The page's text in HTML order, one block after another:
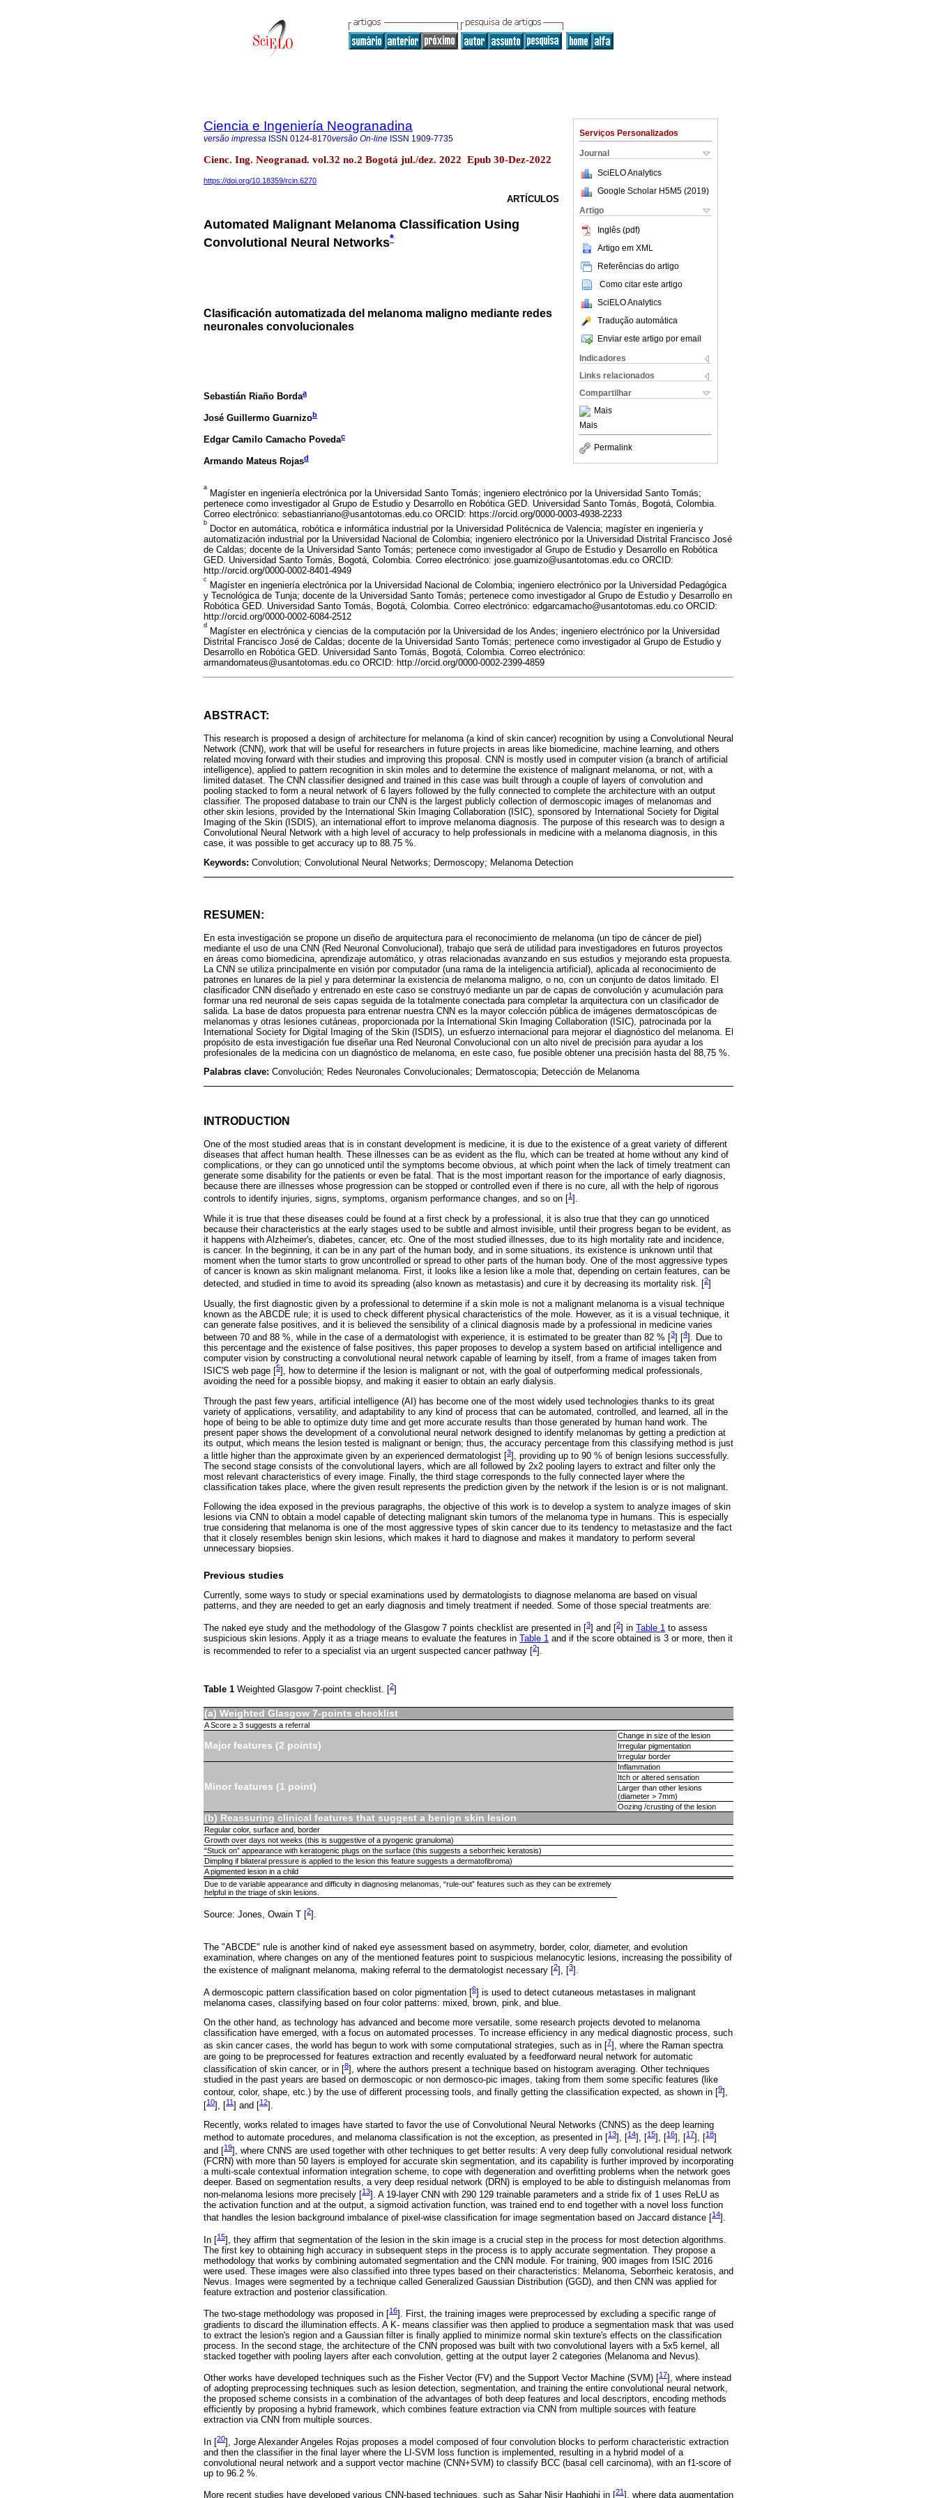
Serviços Personalizados
Journal
SciELO Analytics
Google Scholar H5M5 (2019)
Artigo
Inglês (pdf)
Artigo em XML
Referências do artigo
Como citar este artigo
SciELO Analytics
Tradução automática
Enviar este artigo por email
Indicadores
Links relacionados
Compartilhar
Mais
Mais
Permalink
Ciencia e Ingeniería Neogranadina
versão impressa ISSN 0124-8170versão On-line ISSN 1909-7735
Cienc. Ing. Neogranad. vol.32 no.2 Bogotá jul./dez. 2022 Epub 30-Dez-2022
https://doi.org/10.18359/rcin.6270
ARTÍCULOS
Automated Malignant Melanoma Classification Using
Convolutional Neural Networks*
Clasificación automatizada del melanoma maligno mediante redes
neuronales convolucionales
Sebastián Riaño Bordaa
José Guillermo Guarnizob
Edgar Camilo Camacho Povedac
Armando Mateus Rojasd
a
Magíster en ingeniería electrónica por la Universidad Santo Tomás; ingeniero electrónico por la Universidad Santo Tomás;
pertenece como investigador al Grupo de Estudio y Desarrollo en Robótica GED. Universidad Santo Tomás, Bogotá, Colombia.
Correo electrónico: sebastianriano@usantotomas.edu.co ORCID: https://orcid.org/0000-0003-4938-2233
b
Doctor en automática, robótica e informática industrial por la Universidad Politécnica de Valencia; magíster en ingeniería y
automatización industrial por la Universidad Nacional de Colombia; ingeniero electrónico por la Universidad Distrital Francisco José
de Caldas; docente de la Universidad Santo Tomás; pertenece como investigador al Grupo de Estudio y Desarrollo en Robótica
GED. Universidad Santo Tomás, Bogotá, Colombia. Correo electrónico: jose.guarnizo@usantotomas.edu.co ORCID:
http://orcid.org/0000-0002-8401-4949
c
Magíster en ingeniería electrónica por la Universidad Nacional de Colombia; ingeniero electrónico por la Universidad Pedagógica
y Tecnológica de Tunja; docente de la Universidad Santo Tomás; pertenece como investigador al Grupo de Estudio y Desarrollo en
Robótica GED. Universidad Santo Tomás, Bogotá, Colombia. Correo electrónico: edgarcamacho@usantotomas.edu.co ORCID:
http://orcid.org/0000-0002-6084-2512
d
Magíster en electrónica y ciencias de la computación por la Universidad de los Andes; ingeniero electrónico por la Universidad
Distrital Francisco José de Caldas; docente de la Universidad Santo Tomás; pertenece como investigador al Grupo de Estudio y
Desarrollo en Robótica GED. Universidad Santo Tomás, Bogotá, Colombia. Correo electrónico:
armandomateus@usantotomas.edu.co ORCID: http://orcid.org/0000-0002-2399-4859
ABSTRACT:
This research is proposed a design of architecture for melanoma (a kind of skin cancer) recognition by using a Convolutional Neural
Network (CNN), work that will be useful for researchers in future projects in areas like biomedicine, machine learning, and others
related moving forward with their studies and improving this proposal. CNN is mostly used in computer vision (a branch of artificial
intelligence), applied to pattern recognition in skin moles and to determine the existence of malignant melanoma, or not, with a
limited dataset. The CNN classifier designed and trained in this case was built through a couple of layers of convolution and
pooling stacked to form a neural network of 6 layers followed by the fully connected to complete the architecture with an output
classifier. The proposed database to train our CNN is the largest publicly collection of dermoscopic images of melanomas and
other skin lesions, provided by the International Skin Imaging Collaboration (ISIC), sponsored by International Society for Digital
Imaging of the Skin (ISDIS), an international effort to improve melanoma diagnosis. The purpose of this research was to design a
Convolutional Neural Network with a high level of accuracy to help professionals in medicine with a melanoma diagnosis, in this
case, it was possible to get accuracy up to 88.75 %.
Keywords: Convolution; Convolutional Neural Networks; Dermoscopy; Melanoma Detection
RESUMEN:
En esta investigación se propone un diseño de arquitectura para el reconocimiento de melanoma (un tipo de cáncer de piel)
mediante el uso de una CNN (Red Neuronal Convolucional), trabajo que será de utilidad para investigadores en futuros proyectos
en áreas como biomedicina, aprendizaje automático, y otras relacionadas avanzando en sus estudios y mejorando esta propuesta.
La CNN se utiliza principalmente en visión por computador (una rama de la inteligencia artificial), aplicada al reconocimiento de
patrones en lunares de la piel y para determinar la existencia de melanoma maligno, o no, con un conjunto de datos limitado. El
clasificador CNN diseñado y entrenado en este caso se construyó mediante un par de capas de convolución y acumulación para
formar una red neuronal de seis capas seguida de la totalmente conectada para completar la arquitectura con un clasificador de
salida. La base de datos propuesta para entrenar nuestra CNN es la mayor colección pública de imágenes dermatoscópicas de
melanomas y otras lesiones cutáneas, proporcionada por la International Skin Imaging Collaboration (ISIC), patrocinada por la
International Society for Digital Imaging of the Skin (ISDIS), un esfuerzo internacional para mejorar el diagnóstico del melanoma. El
propósito de esta investigación fue diseñar una Red Neuronal Convolucional con un alto nivel de precisión para ayudar a los
profesionales de la medicina con un diagnóstico de melanoma, en este caso, fue posible obtener una precisión hasta del 88,75 %.
Palabras clave: Convolución; Redes Neuronales Convolucionales; Dermatoscopia; Detección de Melanoma
INTRODUCTION
One of the most studied areas that is in constant development is medicine, it is due to the existence of a great variety of different
diseases that affect human health. These illnesses can be as evident as the flu, which can be treated at home without any kind of
complications, or they can go unnoticed until the symptoms become obvious, at which point when the lack of timely treatment can
generate some disability for the patients or even be fatal. That is the most important reason for the importance of early diagnosis,
because there are illnesses whose progression can be stopped or controlled even if there is no cure, all with the help of rigorous
controls to identify injuries, signs, symptoms, organism performance changes, and so on [
1 ].
While it is true that these diseases could be found at a first check by a professional, it is also true that they can go unnoticed
because their characteristics at the early stages used to be subtle and almost invisible, until their progress began to be evident, as
it happens with Alzheimer's, diabetes, cancer, etc. One of the most studied illnesses, due to its high mortality rate and incidence,
is cancer. In the beginning, it can be in any part of the human body, and in some situations, its existence is unknown until that
moment when the tumor starts to grow uncontrolled or spread to other parts of the human body. One of the most aggressive types
of cancer is known as skin malignant melanoma. First, it looks like a lesion like a mole that, depending on certain features, can be
detected, and studied in time to avoid its spreading (also known as metastasis) and cure it by decreasing its mortality risk. [2]
Usually, the first diagnostic given by a professional to determine if a skin mole is not a malignant melanoma is a visual technique
known as the ABCDE rule; it is used to check different physical characteristics of the mole. However, as it is a visual technique, it
can generate false positives, and it is believed the sensibility of a clinical diagnosis made by a professional in medicine varies
between 70 and 88 %, while in the case of a dermatologist with experience, it is estimated to be greater than 82 % [3] [4]. Due to
this percentage and the existence of false positives, this paper proposes to develop a system based on artificial intelligence and
computer vision by constructing a convolutional neural network capable of learning by itself, from a frame of images taken from
ISIC'S web page [5], how to determine if the lesion is malignant or not, with the goal of outperforming medical professionals,
avoiding the need for a possible biopsy, and making it easier to obtain an early dialysis.
Through the past few years, artificial intelligence (AI) has become one of the most widely used technologies thanks to its great
variety of applications, versatility, and adaptability to any kind of process that can be automated, controlled, and learned, all in the
hope of being to be able to optimize duty time and get more accurate results than those generated by human hand work. The
present paper shows the development of a convolutional neural network designed to identify melanomas by getting a prediction at
its output, which means the lesion tested is malignant or benign; thus, the accuracy percentage from this classifying method is just
a little higher than the approximate given by an experienced dermatologist [3], providing up to 90 % of benign lesions successfully.
The second stage consists of the convolutional layers, which are all followed by 2x2 pooling layers to extract and filter only the
most relevant characteristics of every image. Finally, the third stage corresponds to the fully connected layer where the
classification takes place, where the given result represents the prediction given by the network if the lesion is or is not malignant.
Following the idea exposed in the previous paragraphs, the objective of this work is to develop a system to analyze images of skin
lesions via CNN to obtain a model capable of detecting malignant skin tumors of the melanoma type in humans. This is especially
true considering that melanoma is one of the most aggressive types of skin cancer due to its tendency to metastasize and the fact
that it closely resembles benign skin lesions, which makes it hard to diagnose and makes it mandatory to perform several
unnecessary biopsies.
Previous studies
Currently, some ways to study or special examinations used by dermatologists to diagnose melanoma are based on visual
patterns, and they are needed to get an early diagnosis and timely treatment if needed. Some of those special treatments are:
The naked eye study and the methodology of the Glasgow 7 points checklist are presented in [3] and [2] in Table 1 to assess
suspicious skin lesions. Apply it as a triage means to evaluate the features in Table 1 and if the score obtained is 3 or more, then it
is recommended to refer to a specialist via an urgent suspected cancer pathway [2].
Table 1 Weighted Glasgow 7-point checklist. [2]
(a) Weighted Glasgow 7-points checklist
A Score ≥ 3 suggests a referral
Major features (2 points)
Change in size of the lesion
Irregular pigmentation
Irregular border
Minor features (1 point)
Inflammation
Itch or altered sensation
Larger than other lesions
(diameter > 7mm)
Oozing /crusting of the lesion
(b) Reassuring clinical features that suggest a benign skin lesion
Regular color, surface and, border
Growth over days not weeks (this is suggestive of a pyogenic granuloma)
“Stuck on” appearance with keratogenic plugs on the surface (this suggests a seborrheic keratosis)
Dimpling if bilateral pressure is applied to the lesion this feature suggests a dermatofibroma)
A pigmented lesion in a child
Due to de variable appearance and difficulty in diagnosing melanomas, “rule-out” features such as they can be extremely
helpful in the triage of skin lesions.
Source: Jones, Owain T [ 2 ].
The "ABCDE" rule is another kind of naked eye assessment based on asymmetry, border, color, diameter, and evolution
examination, where changes on any of the mentioned features point to suspicious melanocytic lesions, increasing the possibility of
the existence of malignant melanoma, making referral to the dermatologist necessary [2], [3].
A dermoscopic pattern classification based on color pigmentation [6] is used to detect cutaneous metastases in malignant
melanoma cases, classifying based on four color patterns: mixed, brown, pink, and blue.
On the other hand, as technology has advanced and become more versatile, some research projects devoted to melanoma
classification have emerged, with a focus on automated processes. To increase efficiency in any medical diagnostic process, such
as skin cancer cases, the world has begun to work with some computational strategies, such as in [
7 ], where the Raman spectra
are going to be preprocessed for features extraction and recently evaluated by a feedforward neural network for automatic
classification of skin cancer, or in [8], where the authors present a technique based on histogram averaging. Other techniques
studied in the past years are based on dermoscopic or non dermosco-pic images, taking from them some specific features (like
contour, color, shape, etc.) by the use of different processing tools, and finally getting the classification expected, as shown in [9],
[10], [11] and [12].
Recently, works related to images have started to favor the use of Convolutional Neural Networks (CNNS) as the deep learning
method to automate procedures, and melanoma classification is not the exception, as presented in [13], [14], [15], [16], [17], [18]
and [19], where CNNS are used together with other techniques to get better results: A very deep fully convolutional residual network
(FCRN) with more than 50 layers is employed for accurate skin segmentation, and its capability is further improved by incorporating
a multi-scale contextual information integration scheme, to cope with degeneration and overfitting problems when the network goes
deeper. Based on segmentation results, a very deep residual network (DRN) is employed to be able to distinguish melanomas from
non-melanoma lesions more precisely [13]. A 19-layer CNN with 290 129 trainable parameters and a stride fix of 1 uses ReLU as
the activation function and at the output, a sigmoid activation function, was trained end to end together with a novel loss function
that handles the lesion background imbalance of pixel-wise classification for image segmentation based on Jaccard distance [14].
In [15], they affirm that segmentation of the lesion in the skin image is a crucial step in the process for most detection algorithms.
The first key to obtaining high accuracy in subsequent steps in the process is to apply accurate segmentation. They propose a
methodology that works by combining automated segmentation and the CNN module. For training, 900 images from ISIC 2016
were used. These images were also classified into three types based on their characteristics: Melanoma, Seborrheic keratosis, and
Nevus. Images were segmented by a technique called Generalized Gaussian Distribution (GGD), and then CNN was applied for
feature extraction and posterior classification.
The two-stage methodology was proposed in [ 16 ]. First, the training images were preprocessed by excluding a specific range of
gradients to discard the illumination effects. A K- means classifier was then applied to produce a segmentation mask that was used
to extract the lesion's region and a Gaussian filter is finally applied to minimize normal skin texture's effects on the classification
process. In the second stage, the architecture of the CNN proposed was built with two convolutional layers with a 5x5 kernel, all
stacked together with pooling layers after each convolution, getting at the output layer 2 categories (Melanoma and Nevus).
Other works have developed techniques such as the Fisher Vector (FV) and the Support Vector Machine (SVM) [17], where instead
of adopting preprocessing techniques such as lesion detection, segmentation, and training the entire convolutional neural network,
the proposed scheme consists in a combination of the advantages of both deep features and local descriptors, encoding methods
efficiently by proposing a hybrid framework, which combines feature extraction via CNN from multiple sources with feature
extraction via CNN from multiple sources.
In [20], Jorge Alexander Angeles Rojas proposes a model composed of four convolution blocks to perform characteristic extraction
and then the classifier in the final layer where the LI-SVM loss function is implemented, resulting in a hybrid model of a
convolutional neural network and a support vector machine (CNN+SVM) to classify BCC (basal cell carcinoma), with an f1-score of
up to 96.2 %.
More recent studies have developed various CNN-based techniques, such as Sahar Nisir Haghighi in [21], where data augmentation